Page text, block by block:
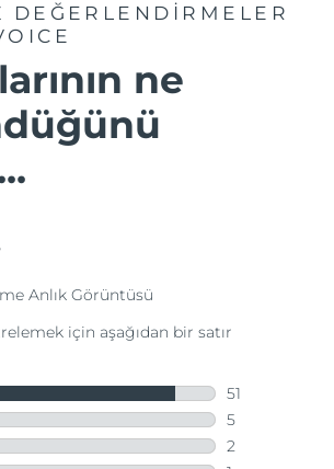
DEĞERLENDİRMELER
ne